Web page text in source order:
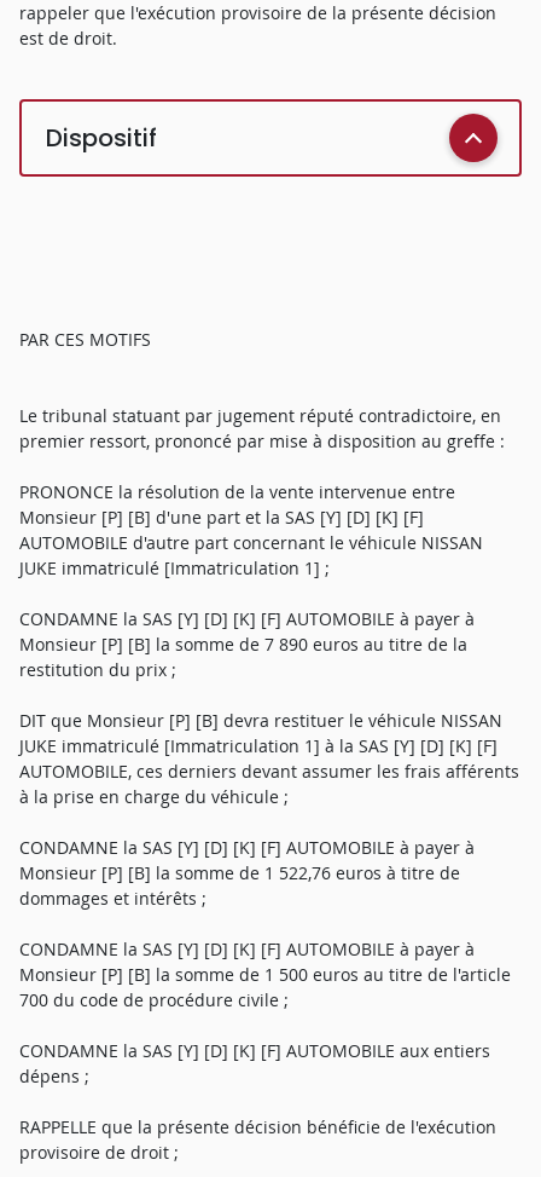
rappeler que l'exécution provisoire de la présente décision
est de droit.
Dispositif
PAR CES MOTIFS
Le tribunal statuant par jugement réputé contradictoire, en
premier ressort, prononcé par mise à disposition au greffe :
PRONONCE la résolution de la vente intervenue entre
Monsieur [P] [B] d'une part et la SAS [Y] [D] [K] [F]
AUTOMOBILE d'autre part concernant le véhicule NISSAN
JUKE immatriculé [Immatriculation 1] ;
CONDAMNE la SAS [Y] [D] [K] [F] AUTOMOBILE à payer à
Monsieur [P] [B] la somme de 7 890 euros au titre de la
restitution du prix ;
DIT que Monsieur [P] [B] devra restituer le véhicule NISSAN
JUKE immatriculé [Immatriculation 1] à la SAS [Y] [D] [K] [F]
AUTOMOBILE, ces derniers devant assumer les frais afférents
à la prise en charge du véhicule ;
CONDAMNE la SAS [Y] [D] [K] [F] AUTOMOBILE à payer à
Monsieur [P] [B] la somme de 1 522,76 euros à titre de
dommages et intérêts ;
CONDAMNE la SAS [Y] [D] [K] [F] AUTOMOBILE à payer à
Monsieur [P] [B] la somme de 1 500 euros au titre de l'article
700 du code de procédure civile ;
CONDAMNE la SAS [Y] [D] [K] [F] AUTOMOBILE aux entiers
dépens ;
RAPPELLE que la présente décision bénéficie de l'exécution
provisoire de droit ;